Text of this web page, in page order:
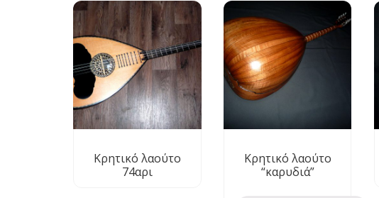
Κρητικό λαούτο
74αρι
Κρητικό λαούτο
“καρυδιά”